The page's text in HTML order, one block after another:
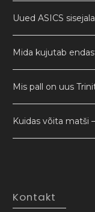
Uued ASICS
Mida kujutab
Mis pall on uus
Kuidas võita matši
Kontakt